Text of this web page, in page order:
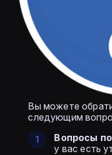
Вы можете
следующим
Вопросы
у вас есть